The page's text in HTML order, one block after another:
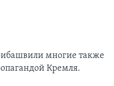
многие также
Кремля.